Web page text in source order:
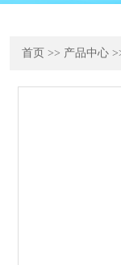
首页 >> 产品中心